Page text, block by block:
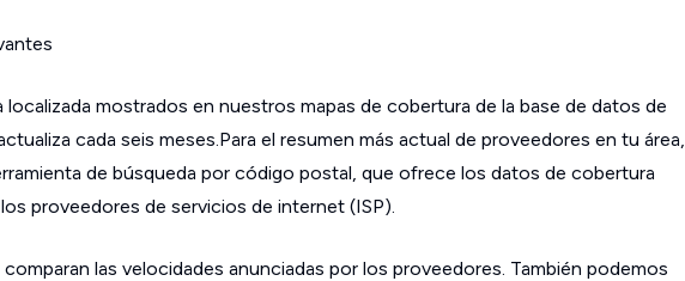
mostrados en nuestros mapas de cobertura de la base de datos de
cada seis meses.Para el resumen más actual de proveedores en tu área,
de búsqueda por código postal, que ofrece los datos de cobertura
proveedores de servicios de internet (ISP).
las velocidades anunciadas por los proveedores. También podemos